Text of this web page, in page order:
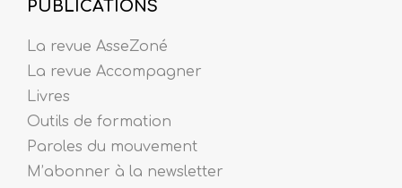
PUBLICATIONS
La revue AsseZoné
La revue Accompagner
Livres
Outils de formation
Paroles du mouvement
M’abonner à la newsletter